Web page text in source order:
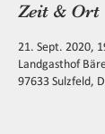
Zeit & Ort
21. Sept. 2020,
Landgasthof
97633 Sulzfeld,